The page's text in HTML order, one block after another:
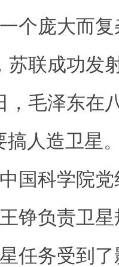
庞大而复
苏联成功发
，毛泽东在
搞人造卫星
国科学院
铮负责卫
任务受到